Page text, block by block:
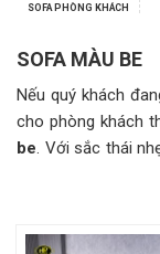
SOFA PHÒNG KHÁCH
SOFA MÀU BE
Nếu quý khách
cho phòng khách
be. Với sắc thái
nhã cho căn